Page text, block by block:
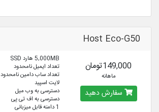
Host Eco-G50
5,000MB هارد SSD
تعداد ایمیل نامحدود
تعداد ساب دامین نامحدود
لایت اسپید
دسترسی به وب میل
دسترسی به اف تی پی
1 دامنه قابل میزبانی
149,000تومان
ماهانه
سفارش دهید